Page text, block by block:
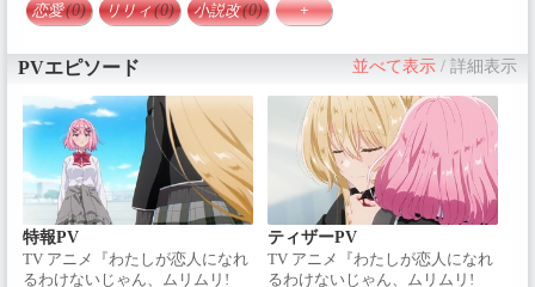
恋愛(0) リリィ(0) 小説改(0) +
PVエピソード 並べて表示 /詳細表示
特報PV
TV アニメ『わたしが恋人になれ
るわけないじゃん、ムリムリ!
ティザーPV
TV アニメ『わたしが恋人になれ
るわけないじゃん、ムリムリ!